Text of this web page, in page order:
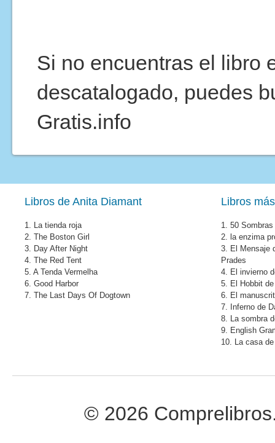
Si no encuentras el libro
descatalogado, puedes
Gratis.info
Libros de Anita Diamant
1. La tienda roja
2. The Boston Girl
3. Day After Night
4. The Red Tent
5. A Tenda Vermelha
6. Good Harbor
7. The Last Days Of Dogtown
Libros
1. 50
2. la enzima
3. El Mensaje
Prades
4. El invierno
5. El Hobbit
6. El
7. Inferno de
8. La sombra
9. English
10. La casa
© 2026